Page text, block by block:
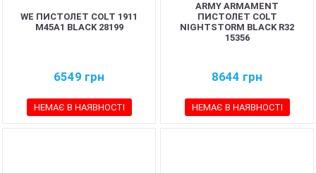
WE ПИСТОЛЕТ COLT 1911
M45A1 BLACK 28199
6549 грн
НЕМАЄ В НАЯВНОСТІ
ARMY ARMAMENT
ПИСТОЛЕТ COLT
NIGHTSTORM BLACK R32
15356
8644 грн
НЕМАЄ В НАЯВНОСТІ